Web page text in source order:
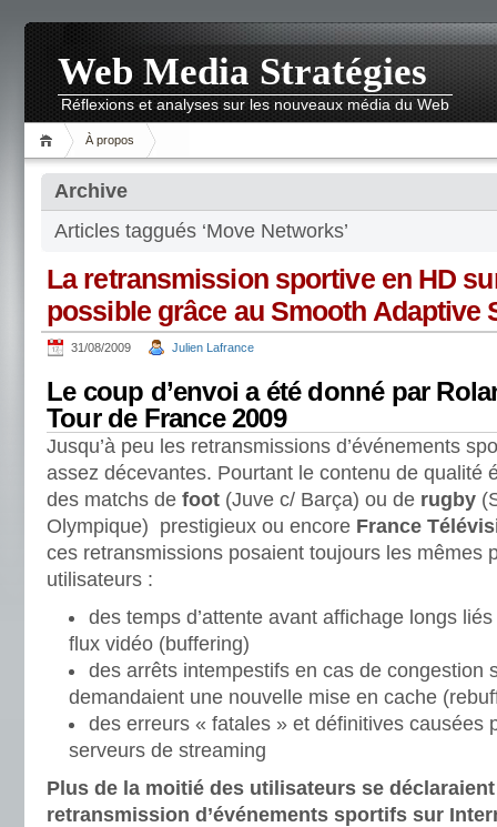
Web Media Stratégies
Réflexions et analyses sur les nouveaux média du Web
À propos
Archive
Articles taggués ‘Move Networks’
La retransmission sportive en HD
possible grâce au Smooth Adaptive
31/08/2009 Julien Lafrance
Le coup d’envoi a été donné par
Tour de France 2009
Jusqu’à peu les retransmissions d’événements
assez décevantes. Pourtant le contenu de qualité
des matchs de foot (Juve c/ Barça) ou de rugby
Olympique) prestigieux ou encore France
ces retransmissions posaient toujours les mêmes
utilisateurs :
des temps d’attente avant affichage longs
flux vidéo (buffering)
des arrêts intempestifs en cas de congestion
demandaient une nouvelle mise en cache
des erreurs « fatales » et définitives causées
serveurs de streaming
Plus de la moitié des utilisateurs se
retransmission d’événements sportifs sur